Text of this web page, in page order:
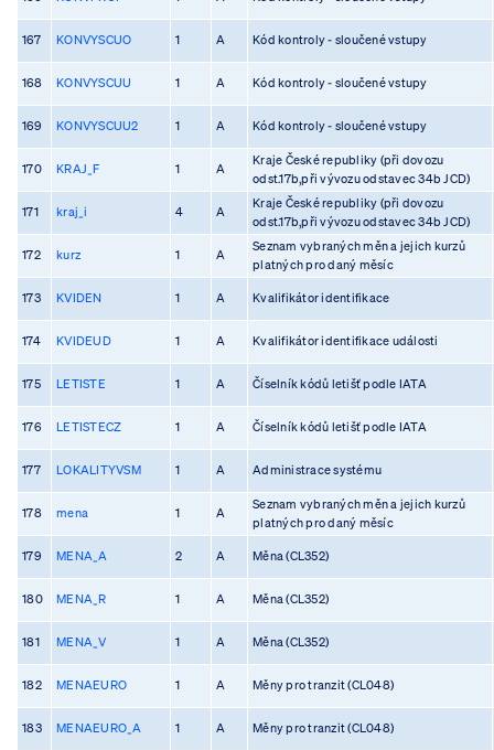
167 KONVYSCUO 1 A Kód kontroly - sloučené vstupy
168 KONVYSCUU 1 A Kód kontroly - sloučené vstupy
169 KONVYSCUU2 1 A Kód kontroly - sloučené vstupy
170 KRAJ_F 1 A
Kraje České republiky (při dovozu
odst.17b,při vývozu odstavec 34b JCD)
171 kraj_i 4 A
Kraje České republiky (při dovozu
odst.17b,při vývozu odstavec 34b JCD)
172 kurz 1 A
Seznam vybraných měn a jejich kurzů
platných pro daný měsíc
173 KVIDEN 1 A Kvalifikátor identifikace
174 KVIDEUD 1 A Kvalifikátor identifikace události
175 LETISTE 1 A Číselník kódů letišť podle IATA
176 LETISTECZ 1 A Číselník kódů letišť podle IATA
177 LOKALITYVSM 1 A Administrace systému
178 mena 1 A
Seznam vybraných měn a jejich kurzů
platných pro daný měsíc
179 MENA_A 2 A Měna (CL352)
180 MENA_R 1 A Měna (CL352)
181 MENA_V 1 A Měna (CL352)
182 MENAEURO 1 A Měny pro tranzit (CL048)
183 MENAEURO_A 1 A Měny pro tranzit (CL048)